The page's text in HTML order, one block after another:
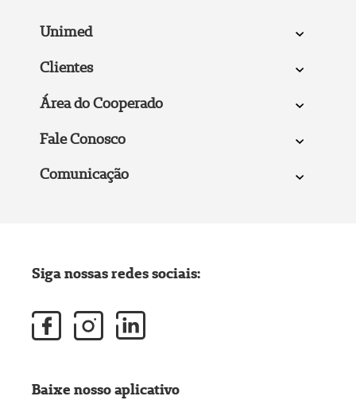
Unimed
Clientes
Área do Cooperado
Fale Conosco
Comunicação
Siga nossas redes sociais:
Baixe nosso aplicativo